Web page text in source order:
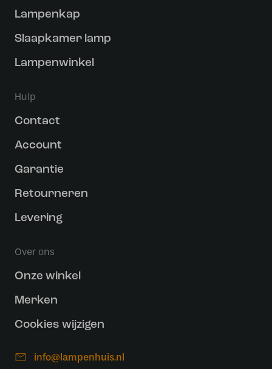
Lampenkap
Slaapkamer lamp
Lampenwinkel
Hulp
Contact
Account
Garantie
Retourneren
Levering
Over ons
Onze winkel
Merken
Cookies wijzigen
info@lampenhuis.nl